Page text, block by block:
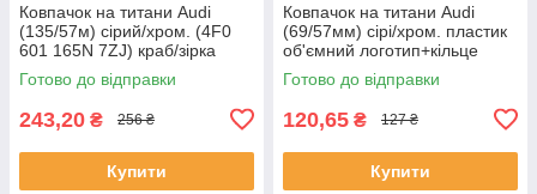
Ковпачок на титани Audi
(135/57м) сірий/хром. (4F0
601 165N 7ZJ) краб/зірка
(1шт)
Готово до відправки
243,20 ₴ 256 ₴
Купити
Ковпачок на титани Audi
(69/57мм) сірі/хром. пластик
об'ємний логотип+кільце
(1шт)
Готово до відправки
120,65 ₴ 127 ₴
Купити